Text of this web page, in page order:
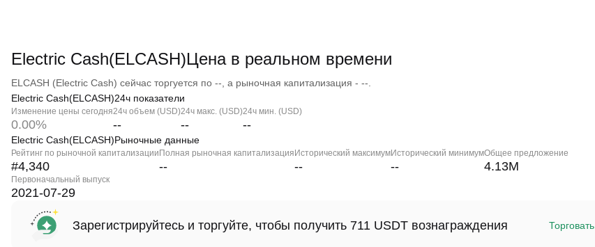
Electric Cash(ELCASH)Цена в реальном времени
ELCASH (Electric Cash) сейчас торгуется по --, а рыночная капитализация - --.
Electric Cash(ELCASH)24ч показатели
Изменение цены сегодня
0.00%
24ч объем (USD)
--
24ч макс. (USD)
--
24ч мин. (USD)
--
Electric Cash(ELCASH)Рыночные данные
Рейтинг по рыночной капитализации
#4,340
Полная рыночная капитализация
--
Исторический максимум
--
Исторический минимум
--
Общее предложение
4.13M
Первоначальный выпуск
2021-07-29
Зарегистрируйтесь и торгуйте, чтобы получить 711 USDT вознаграждения Торговать